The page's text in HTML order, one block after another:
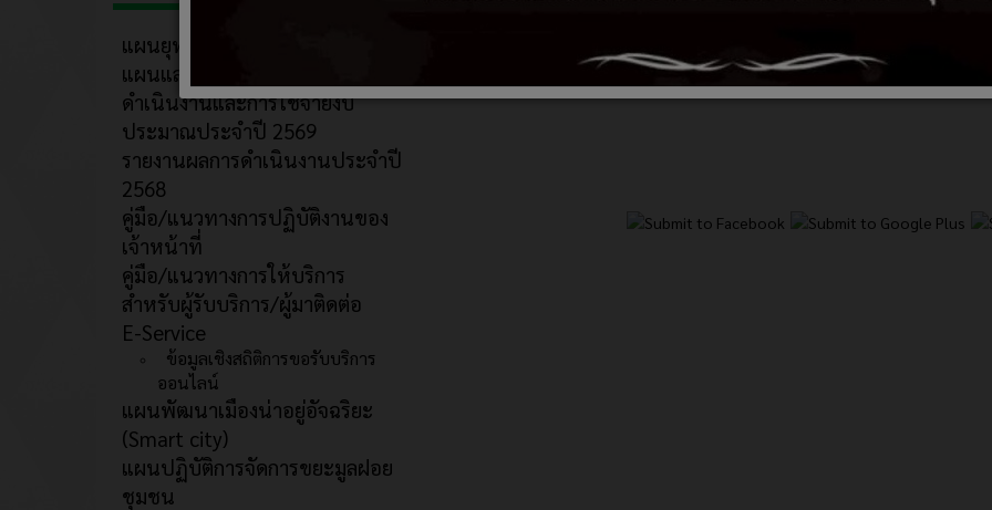
แผนยุทธศาสตร์/พัฒนาหน่วยงาน
แผนและความก้าวหน้าในการ
ดำเนินงานและการใช้จ่ายงบ
ประมาณประจำปี 2569
รายงานผลการดำเนินงานประจำปี
2568
คู่มือ/แนวทางการปฏิบัติงานของ
เจ้าหน้าที่
คู่มือ/แนวทางการให้บริการ
สำหรับผู้รับบริการ/ผู้มาติดต่อ
E-Service
ข้อมูลเชิงสถิติการขอรับบริการ
ออนไลน์
แผนพัฒนาเมืองน่าอยู่อัจฉริยะ
(Smart city)
แผนปฏิบัติการจัดการขยะมูลฝอย
ชุมชน